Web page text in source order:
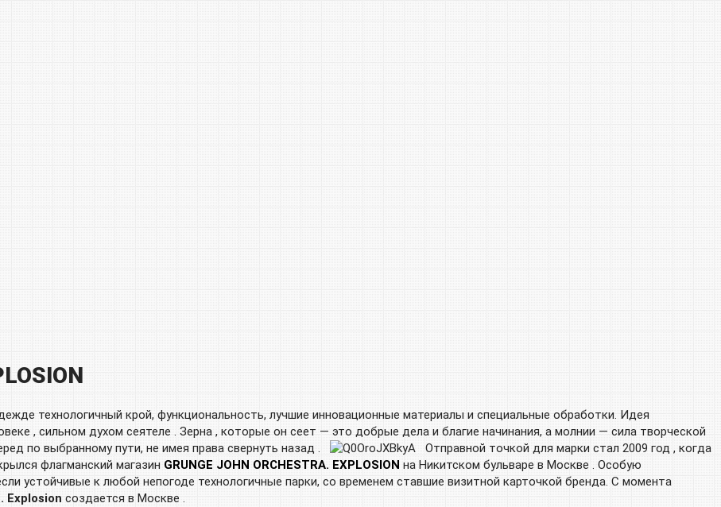
технологичный крой, функциональность, лучшие инновационные материалы и специальные обработки. Идея
, сильном духом сеятеле . Зерна , которые он сеет — это добрые дела и благие начинания, а молнии — сила творческой
по выбранному пути, не имея права свернуть назад .
Отправной точкой для марки стал 2009 год , когда
флагманский магазин GRUNGE JOHN ORCHESTRA. EXPLOSION на Никитском бульваре в Москве . Особую
устойчивые к любой непогоде технологичные парки, со временем ставшие визитной карточкой бренда. С момента
Explosion создается в Москве .